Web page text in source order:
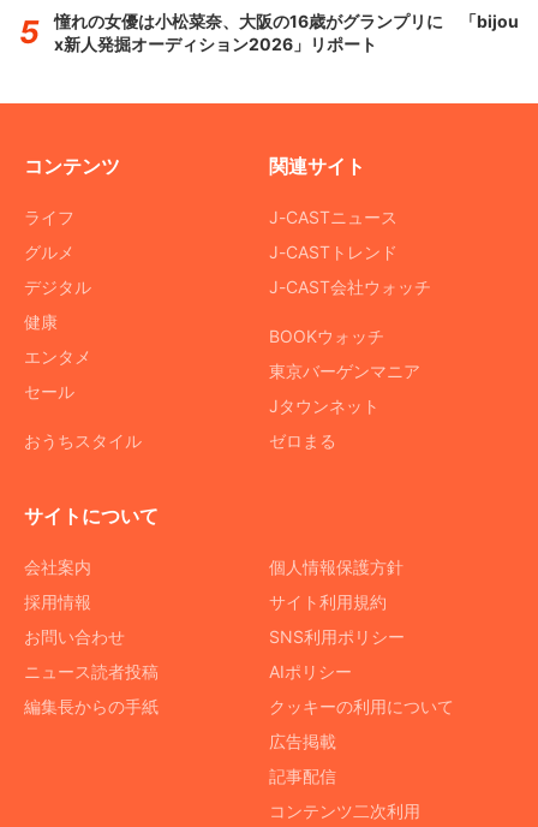
憧れの女優は小松菜奈、大阪の16歳がグランプリに 「bijou
x新人発掘オーディション2026」リポート
コンテンツ
ライフ
グルメ
デジタル
健康
エンタメ
セール
おうちスタイル
関連サイト
J-CASTニュース
J-CASTトレンド
J-CAST会社ウォッチ
BOOKウォッチ
東京バーゲンマニア
Jタウンネット
ゼロまる
サイトについて
会社案内
採用情報
お問い合わせ
ニュース読者投稿
編集長からの手紙
個人情報保護方針
サイト利用規約
SNS利用ポリシー
AIポリシー
クッキーの利用について
広告掲載
記事配信
コンテンツ二次利用